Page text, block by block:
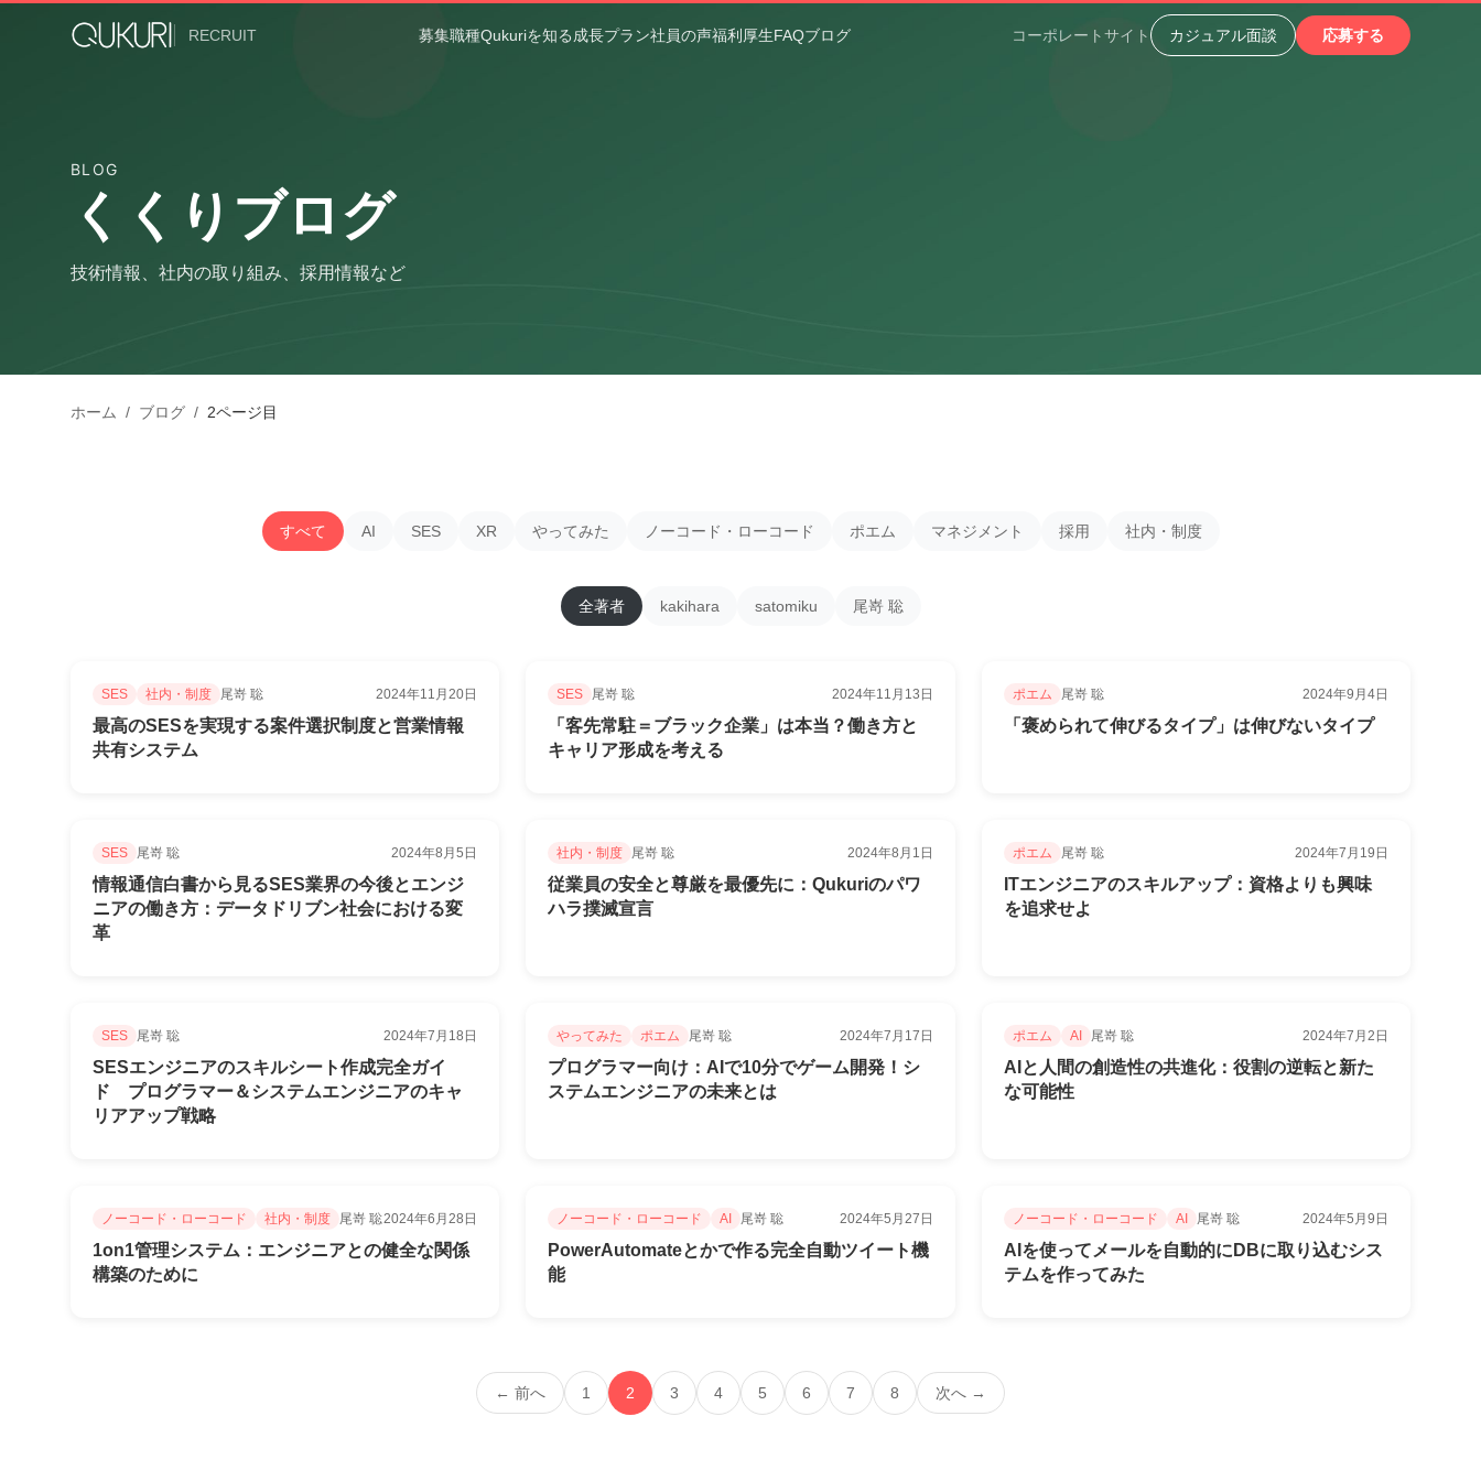
RECRUIT 募集職種Qukuriを知る成長プラン社員の声福利厚生FAQブログ コーポレートサイト カジュアル面談 応募する
BLOG
くくりブログ
技術情報、社内の取り組み、採用情報など
ホーム / ブログ / 2ページ目
すべて AI SES XR やってみた ノーコード・ローコード ポエム マネジメント 採用 社内・制度
全著者 kakihara satomiku 尾嵜 聡
SES 社内・制度 尾嵜 聡 2024年11月20日
最高のSESを実現する案件選択制度と営業情報
共有システム
SES 尾嵜 聡 2024年11月13日
「客先常駐＝ブラック企業」は本当？働き方と
キャリア形成を考える
ポエム 尾嵜 聡 2024年9月4日
「褒められて伸びるタイプ」は伸びないタイプ
SES 尾嵜 聡 2024年8月5日
情報通信白書から見るSES業界の今後とエンジ
ニアの働き方：データドリブン社会における変
革
社内・制度 尾嵜 聡 2024年8月1日
従業員の安全と尊厳を最優先に：Qukuriのパワ
ハラ撲滅宣言
ポエム 尾嵜 聡 2024年7月19日
ITエンジニアのスキルアップ：資格よりも興味
を追求せよ
SES 尾嵜 聡 2024年7月18日
SESエンジニアのスキルシート作成完全ガイ
ド プログラマー＆システムエンジニアのキャ
リアアップ戦略​
やってみた ポエム 尾嵜 聡 2024年7月17日
プログラマー向け：AIで10分でゲーム開発！シ
ステムエンジニアの未来とは
ポエム AI 尾嵜 聡 2024年7月2日
AIと人間の創造性の共進化：役割の逆転と新た
な可能性
ノーコード・ローコード 社内・制度 尾嵜 聡2024年6月28日
1on1管理システム：エンジニアとの健全な関係
構築のために
ノーコード・ローコード AI 尾嵜 聡 2024年5月27日
PowerAutomateとかで作る完全自動ツイート機
能
ノーコード・ローコード AI 尾嵜 聡 2024年5月9日
AIを使ってメールを自動的にDBに取り込むシス
テムを作ってみた
← 前へ 1 2 3 4 5 6 7 8 次へ →